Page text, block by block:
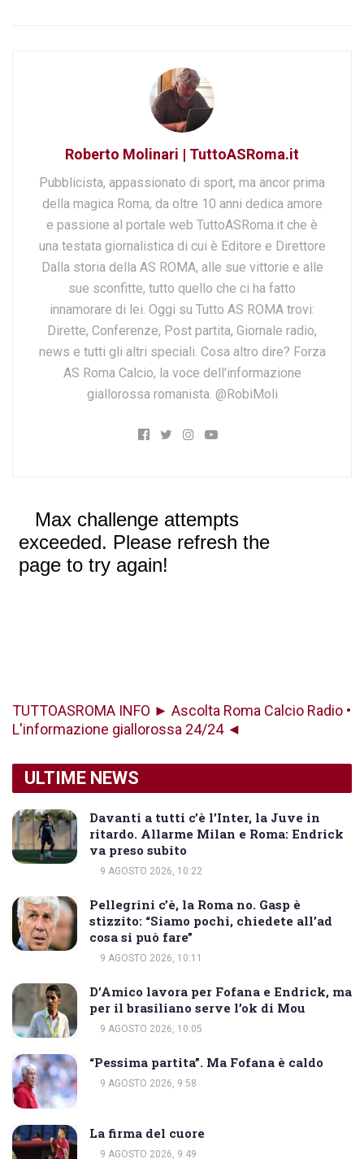
Roberto Molinari | TuttoASRoma.it
Pubblicista, appassionato di sport, ma ancor prima
della magica Roma, da oltre 10 anni dedica amore
e passione al portale web TuttoASRoma.it che è
una testata giornalistica di cui è Editore e Direttore
Dalla storia della AS ROMA, alle sue vittorie e alle
sue sconfitte, tutto quello che ci ha fatto
innamorare di lei. Oggi su Tutto AS ROMA trovi:
Dirette, Conferenze, Post partita, Giornale radio,
news e tutti gli altri speciali. Cosa altro dire? Forza
AS Roma Calcio, la voce dell'informazione
giallorossa romanista. @RobiMoli
TUTTOASROMA INFO ► Ascolta Roma Calcio Radio •
L'informazione giallorossa 24/24 ◄
ULTIME NEWS
Davanti a tutti c’è l’Inter, la Juve in
ritardo. Allarme Milan e Roma: Endrick
va preso subito
9 AGOSTO 2026, 10:22
Pellegrini c’è, la Roma no. Gasp è
stizzito: “Siamo pochi, chiedete all’ad
cosa si può fare”
9 AGOSTO 2026, 10:11
D’Amico lavora per Fofana e Endrick, ma
per il brasiliano serve l’ok di Mou
9 AGOSTO 2026, 10:05
“Pessima partita”. Ma Fofana è caldo
9 AGOSTO 2026, 9:58
La firma del cuore
9 AGOSTO 2026, 9:49